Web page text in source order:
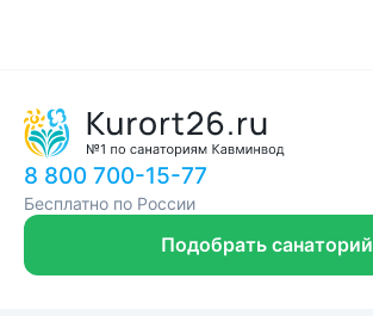
8 800 700-15-77
Бесплатно по России
Подобрать санаторий